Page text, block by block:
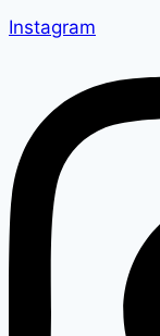
Instagram